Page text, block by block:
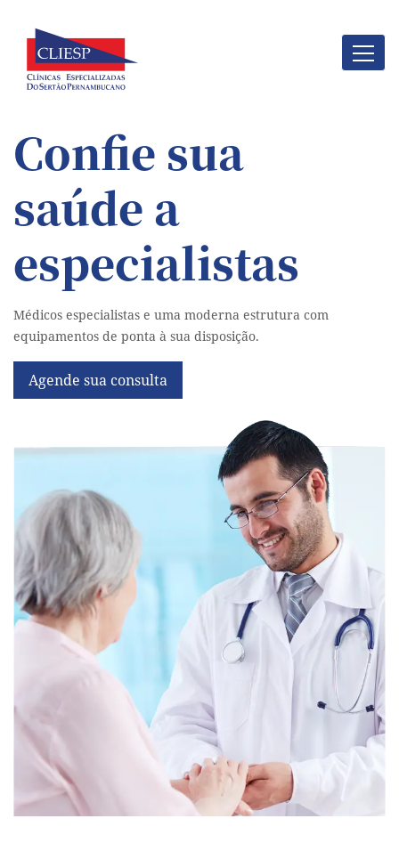
Confie sua
saúde a
especialistas
Médicos especialistas e uma moderna estrutura com
equipamentos de ponta à sua disposição.
Agende sua consulta